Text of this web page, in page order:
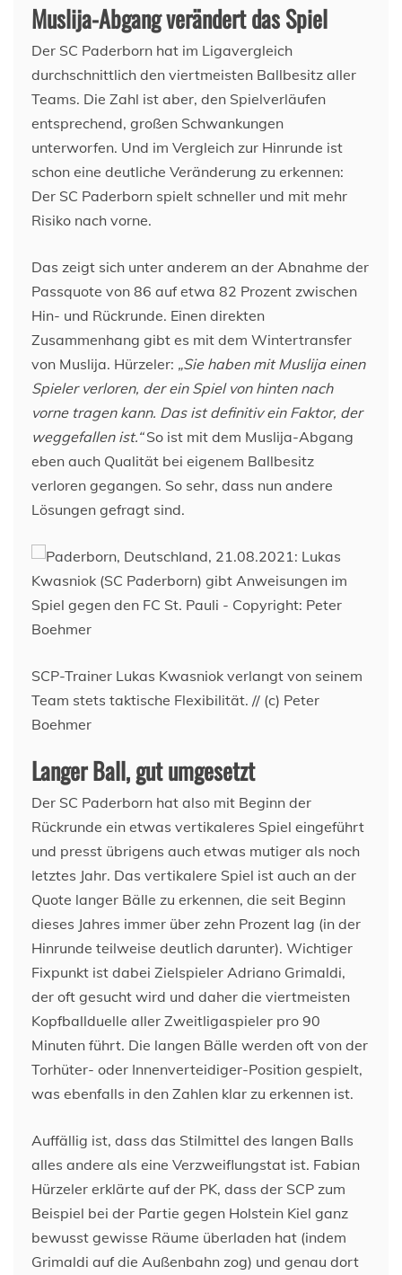
Muslija-Abgang verändert das Spiel
Der SC Paderborn hat im Ligavergleich
durchschnittlich den viertmeisten Ballbesitz aller
Teams. Die Zahl ist aber, den Spielverläufen
entsprechend, großen Schwankungen
unterworfen. Und im Vergleich zur Hinrunde ist
schon eine deutliche Veränderung zu erkennen:
Der SC Paderborn spielt schneller und mit mehr
Risiko nach vorne.
Das zeigt sich unter anderem an der Abnahme der
Passquote von 86 auf etwa 82 Prozent zwischen
Hin- und Rückrunde. Einen direkten
Zusammenhang gibt es mit dem Wintertransfer
von Muslija. Hürzeler: „Sie haben mit Muslija einen
Spieler verloren, der ein Spiel von hinten nach
vorne tragen kann. Das ist definitiv ein Faktor, der
weggefallen ist.“So ist mit dem Muslija-Abgang
eben auch Qualität bei eigenem Ballbesitz
verloren gegangen. So sehr, dass nun andere
Lösungen gefragt sind.
SCP-Trainer Lukas Kwasniok verlangt von seinem
Team stets taktische Flexibilität. // (c) Peter
Boehmer
Langer Ball, gut umgesetzt
Der SC Paderborn hat also mit Beginn der
Rückrunde ein etwas vertikaleres Spiel eingeführt
und presst übrigens auch etwas mutiger als noch
letztes Jahr. Das vertikalere Spiel ist auch an der
Quote langer Bälle zu erkennen, die seit Beginn
dieses Jahres immer über zehn Prozent lag (in der
Hinrunde teilweise deutlich darunter). Wichtiger
Fixpunkt ist dabei Zielspieler Adriano Grimaldi,
der oft gesucht wird und daher die viertmeisten
Kopfballduelle aller Zweitligaspieler pro 90
Minuten führt. Die langen Bälle werden oft von der
Torhüter- oder Innenverteidiger-Position gespielt,
was ebenfalls in den Zahlen klar zu erkennen ist.
Auffällig ist, dass das Stilmittel des langen Balls
alles andere als eine Verzweiflungstat ist. Fabian
Hürzeler erklärte auf der PK, dass der SCP zum
Beispiel bei der Partie gegen Holstein Kiel ganz
bewusst gewisse Räume überladen hat (indem
Grimaldi auf die Außenbahn zog) und genau dort